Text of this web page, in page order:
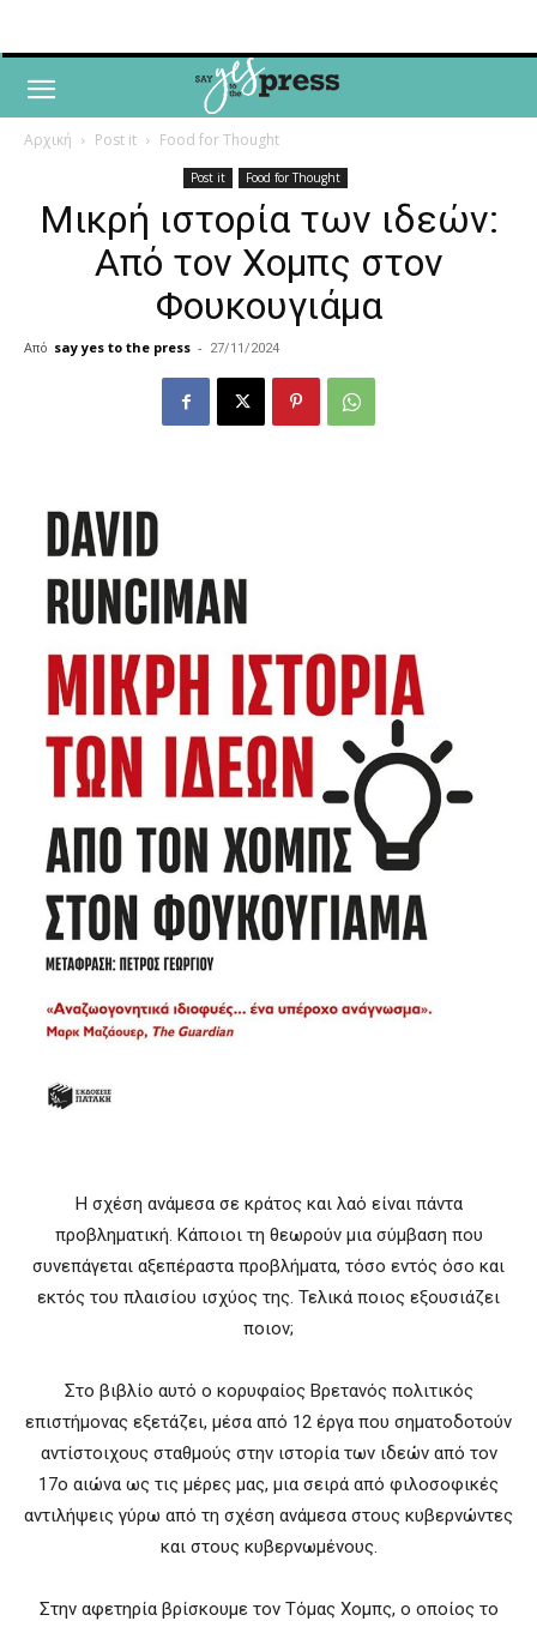
Αρχική Post it Food for Thought
Post it Food for Thought
Μικρή ιστορία των ιδεών:
Από τον Χομπς στον
Φουκουγιάμα
Από say yes to the press - 27/11/2024
Η σχέση ανάμεσα σε κράτος και λαό είναι πάντα
προβληματική. Κάποιοι τη θεωρούν μια σύμβαση που
συνεπάγεται αξεπέραστα προβλήματα, τόσο εντός όσο και
εκτός του πλαισίου ισχύος της. Τελικά ποιος εξουσιάζει
ποιον;
Στο βιβλίο αυτό ο κορυφαίος Βρετανός πολιτικός
επιστήμονας εξετάζει, μέσα από 12 έργα που σηματοδοτούν
αντίστοιχους σταθμούς στην ιστορία των ιδεών από τον
17ο αιώνα ως τις μέρες μας, μια σειρά από φιλοσοφικές
αντιλήψεις γύρω από τη σχέση ανάμεσα στους κυβερνώντες
και στους κυβερνωμένους.
Στην αφετηρία βρίσκουμε τον Τόμας Χομπς, ο οποίος το